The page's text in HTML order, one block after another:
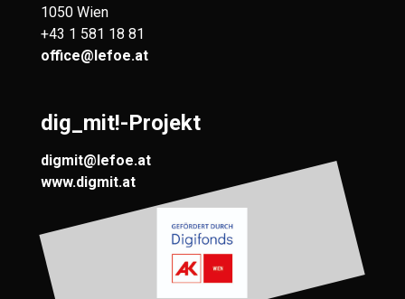
1050 Wien
+43 1 581 18 81
office@lefoe.at
dig_mit!-Projekt
digmit@lefoe.at
www.digmit.at